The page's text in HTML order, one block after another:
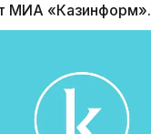
МИА «Казинформ».